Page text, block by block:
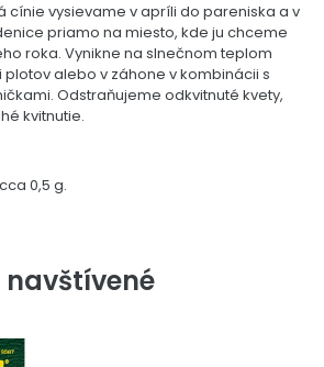
cínie vysievame v apríli do pareniska a v
priamo na miesto, kde ju chceme
roka. Vynikne na slnečnom teplom
plotov alebo v záhone v kombinácii s
Odstraňujeme odkvitnuté kvety,
kvitnutie.
cca 0,5 g.